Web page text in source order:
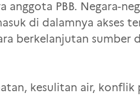
anggota PBB. Negara-
di dalamnya akses
berkelanjutan
kesulitan air, konflik